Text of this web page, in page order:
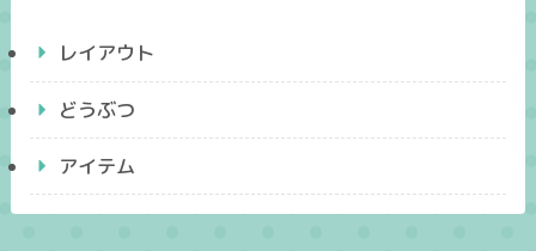
レイアウト
どうぶつ
アイテム